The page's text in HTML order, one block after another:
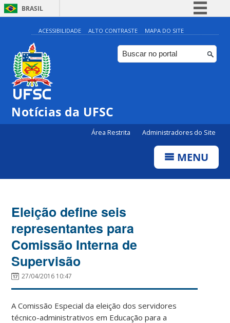
BRASIL
Simplifique!
Comunica BR
Participe
ACESSIBILIDADE ALTO CONTRASTE MAPA DO SITE
Notícias da UFSC
Área Restrita Administradores do Site
MENU
Eleição define seis
representantes para
Comissão Interna de
Supervisão
27/04/2016 10:47
A Comissão Especial da eleição dos servidores
técnico-administrativos em Educação para a